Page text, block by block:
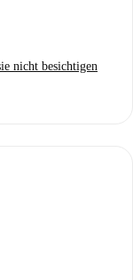
nicht besichtigen